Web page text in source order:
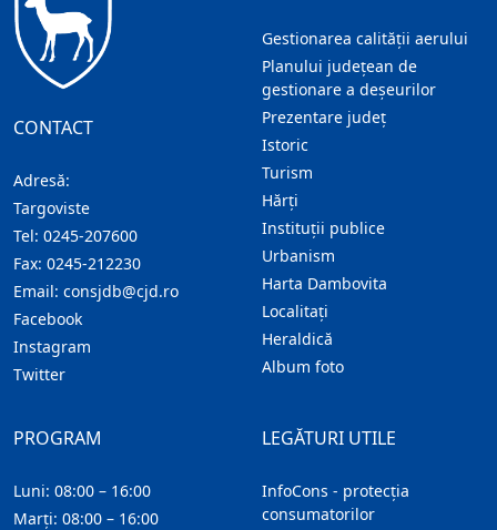
CONTACT
Adresă:
Targoviste
Tel: 0245-207600
Fax: 0245-212230
Email: consjdb@cjd.ro
Facebook
Instagram
Twitter
Gestionarea calității aerului
Planului județean de
gestionare a deșeurilor
Prezentare judeţ
Istoric
Turism
Hărţi
Instituţii publice
Urbanism
Harta Dambovita
Localitaţi
Heraldică
Album foto
LEGĂTURI UTILE
InfoCons - protecția
consumatorilor
PROGRAM
Luni: 08:00 – 16:00
Marți: 08:00 – 16:00